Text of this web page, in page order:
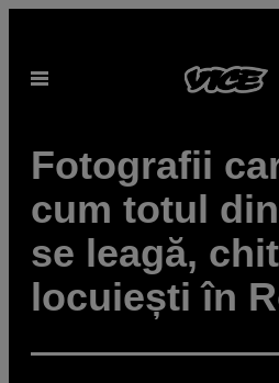
content
Open
Fotografii
cum totul
se leagă,
locuiești în